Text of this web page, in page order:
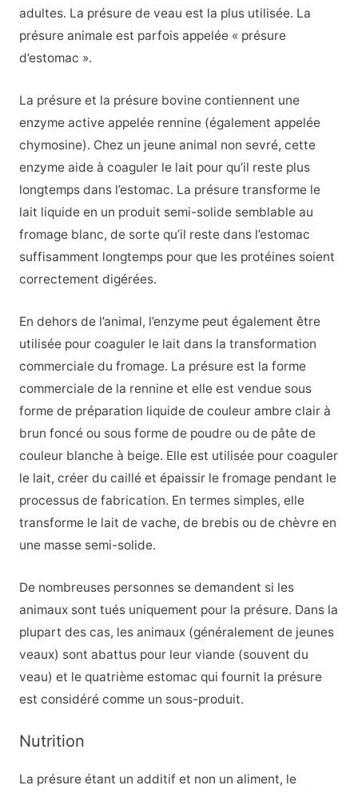
adultes. La présure de veau est la plus utilisée. La
présure animale est parfois appelée « présure
d’estomac ».
La présure et la présure bovine contiennent une
enzyme active appelée rennine (également appelée
chymosine). Chez un jeune animal non sevré, cette
enzyme aide à coaguler le lait pour qu’il reste plus
longtemps dans l’estomac. La présure transforme le
lait liquide en un produit semi-solide semblable au
fromage blanc, de sorte qu’il reste dans l’estomac
suffisamment longtemps pour que les protéines soient
correctement digérées.
En dehors de l’animal, l’enzyme peut également être
utilisée pour coaguler le lait dans la transformation
commerciale du fromage. La présure est la forme
commerciale de la rennine et elle est vendue sous
forme de préparation liquide de couleur ambre clair à
brun foncé ou sous forme de poudre ou de pâte de
couleur blanche à beige. Elle est utilisée pour coaguler
le lait, créer du caillé et épaissir le fromage pendant le
processus de fabrication. En termes simples, elle
transforme le lait de vache, de brebis ou de chèvre en
une masse semi-solide.
De nombreuses personnes se demandent si les
animaux sont tués uniquement pour la présure. Dans la
plupart des cas, les animaux (généralement de jeunes
veaux) sont abattus pour leur viande (souvent du
veau) et le quatrième estomac qui fournit la présure
est considéré comme un sous-produit.
Nutrition
La présure étant un additif et non un aliment, le